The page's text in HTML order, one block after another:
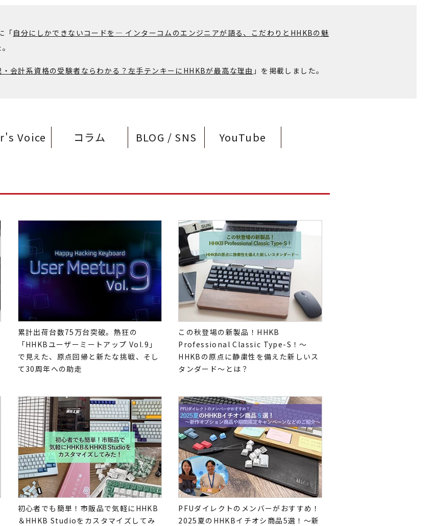
「自分にしかできないコードを— インターコムのエンジニアが語る、こだわりとHHKBの魅
・会計系資格の受験者ならわかる？左手テンキーにHHKBが最高な理由 」を掲載しました。
Voice コラム BLOG / SNS YouTube
累計出荷台数75万台突破。熱狂の
「HHKBユーザーミートアップ Vol.9」
で見えた、原点回帰と新たな挑戦、そし
て30周年への助走
この秋登場の新製品！HHKB
Professional Classic Type-S！～
HHKBの原点に静粛性を備えた新しいス
タンダード～とは？
初心者でも簡単！市販品で気軽にHHKB
＆HHKB Studioをカスタマイズしてみ
PFUダイレクトのメンバーがおすすめ！
2025夏のHHKBイチオシ商品5選！～新